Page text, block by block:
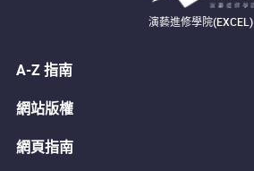
演藝進修學院(EXCEL)
A-Z 指南
網站版權
網頁指南